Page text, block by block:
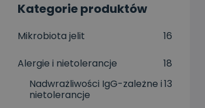
Kategorie produktów
Mikrobiota jelit 16
Alergie i nietolerancje
18
Nadwrażliwości IgG-zależne i
nietolerancje
13